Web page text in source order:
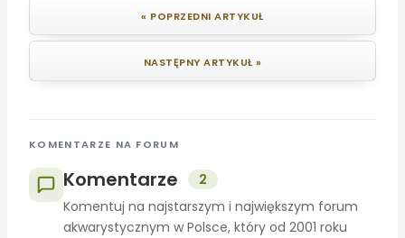
« POPRZEDNI ARTYKUŁ
NASTĘPNY ARTYKUŁ »
KOMENTARZE NA FORUM
Komentarze
2
Komentuj na najstarszym i największym forum
akwarystycznym w Polsce, który od 2001 roku